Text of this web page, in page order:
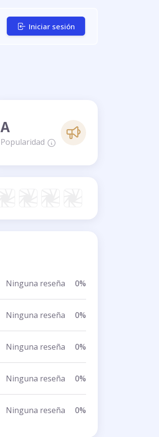
Iniciar sesión
A
Popularidad
Ninguna reseña 0%
Ninguna reseña 0%
Ninguna reseña 0%
Ninguna reseña 0%
Ninguna reseña 0%